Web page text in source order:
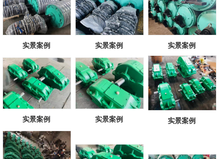
实景案例 实景案例 实景案例
实景案例 实景案例 实景案例